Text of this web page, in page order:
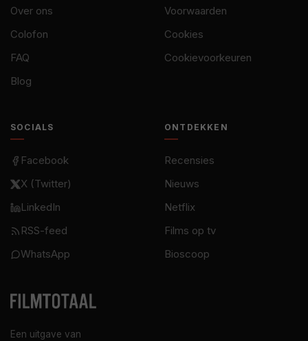
Een uitgave van
Over ons
Colofon
FAQ
Blog
Voorwaarden
Cookies
Cookievoorkeuren
SOCIALS
Facebook
X (Twitter)
LinkedIn
RSS-feed
WhatsApp
ONTDEKKEN
Recensies
Nieuws
Netflix
Films op tv
Bioscoop